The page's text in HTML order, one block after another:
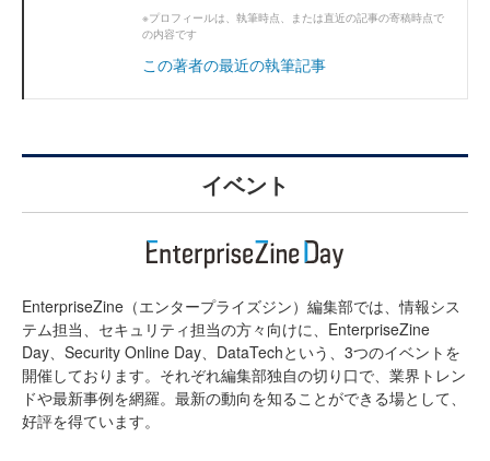
※プロフィールは、執筆時点、または直近の記事の寄稿時点で
の内容です
この著者の最近の執筆記事
イベント
EnterpriseZine（エンタープライズジン）編集部では、情報シス
テム担当、セキュリティ担当の方々向けに、EnterpriseZine
Day、Security Online Day、DataTechという、3つのイベントを
開催しております。それぞれ編集部独自の切り口で、業界トレン
ドや最新事例を網羅。最新の動向を知ることができる場として、
好評を得ています。